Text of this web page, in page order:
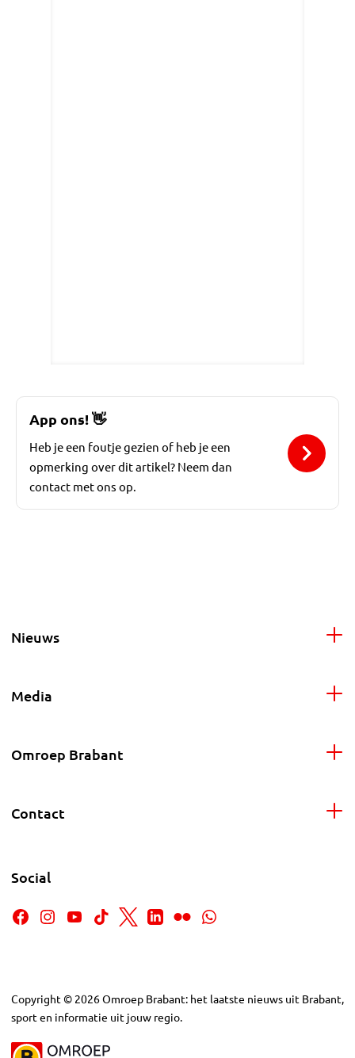
App ons!👋
Heb je een foutje gezien of heb je een
opmerking over dit artikel? Neem dan
contact met ons op.
Nieuws
Media
Omroep Brabant
Contact
Social
Copyright © 2026Omroep Brabant: het laatste nieuws uit Brabant,
sport en informatie uit jouw regio.